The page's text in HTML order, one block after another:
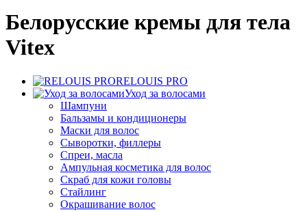
Белорусские кремы для тела
Vitex
RELOUIS PRO
Уход за волосами
Шампуни
Бальзамы и кондиционеры
Маски для волос
Сыворотки, филлеры
Спреи, масла
Ампульная косметика для волос
Скраб для кожи головы
Стайлинг
Окрашивание волос